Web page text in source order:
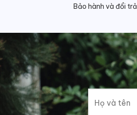
Bảo hành và đổi trả